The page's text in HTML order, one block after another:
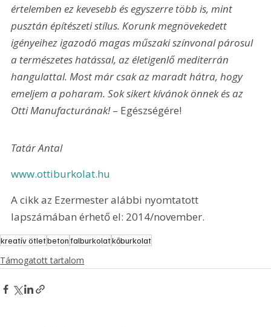
értelemben ez kevesebb és egyszerre több is, mint
pusztán építészeti stílus. Korunk megnövekedett
igényeihez igazodó magas műszaki színvonal párosul
a természetes hatással, az életigenlő mediterrán
hangulattal. Most már csak az maradt hátra, hogy
emeljem a poharam. Sok sikert kívánok önnek és az
Otti Manufacturának! – Egészségére!
Tatár Antal
www.ottiburkolat.hu
A cikk az Ezermester alábbi nyomtatott
lapszámában érhető el: 2014/november.
kreatív ötletbetonfalburkolatkőburkolat
Támogatott tartalom